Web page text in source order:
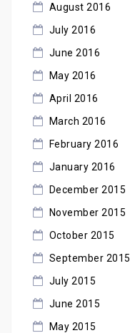
August 2016
July 2016
June 2016
May 2016
April 2016
March 2016
February 2016
January 2016
December 2015
November 2015
October 2015
September 2015
July 2015
June 2015
May 2015